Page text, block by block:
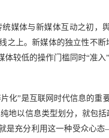
体与新媒体互动之初，
上。新媒体的独立性不断
较低的操作门槛同时“准入
”是互联网时代信息的重
地以信息类型划分，就包
是充分利用这一种受众心